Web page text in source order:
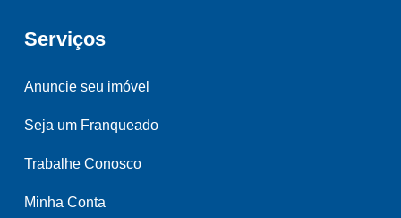
Serviços
Anuncie seu imóvel
Seja um Franqueado
Trabalhe Conosco
Minha Conta